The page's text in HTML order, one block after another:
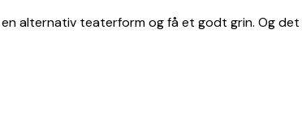
alternativ teaterform og få et godt grin. Og